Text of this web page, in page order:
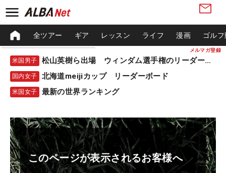
メルマガ登録
全ツアー ギア レッスン ライフ 漫画 ゴル
米国男子 松山英樹ら出場 ウィンダム選手権のリーダーボード
国内女子 北海道meijiカップ リーダーボード
米国女子 最新の世界ランキング
このページが表示されるお客様へ